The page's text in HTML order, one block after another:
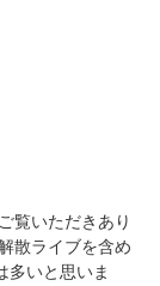
覧いただきあり
散ライブを含め
多いと思いま